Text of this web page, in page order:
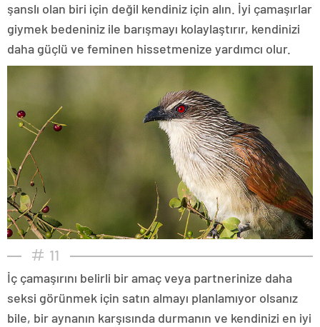
şanslı olan biri için değil kendiniz için alın. İyi çamaşırlar
giymek bedeniniz ile barışmayı kolaylaştırır, kendinizi
daha güçlü ve feminen hissetmenize yardımcı olur.
11
İç çamaşırını belirli bir amaç veya partnerinize daha
seksi görünmek için satın almayı planlamıyor olsanız
bile, bir aynanın karşısında durmanın ve kendinizi en iyi